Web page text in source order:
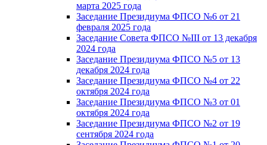
марта 2025 года
Заседание Президиума ФПСО №6 от 21
февраля 2025 года
Заседание Совета ФПСО №III от 13 декабря
2024 года
Заседание Президиума ФПСО №5 от 13
декабря 2024 года
Заседание Президиума ФПСО №4 от 22
октября 2024 года
Заседание Президиума ФПСО №3 от 01
октября 2024 года
Заседание Президиума ФПСО №2 от 19
сентября 2024 года